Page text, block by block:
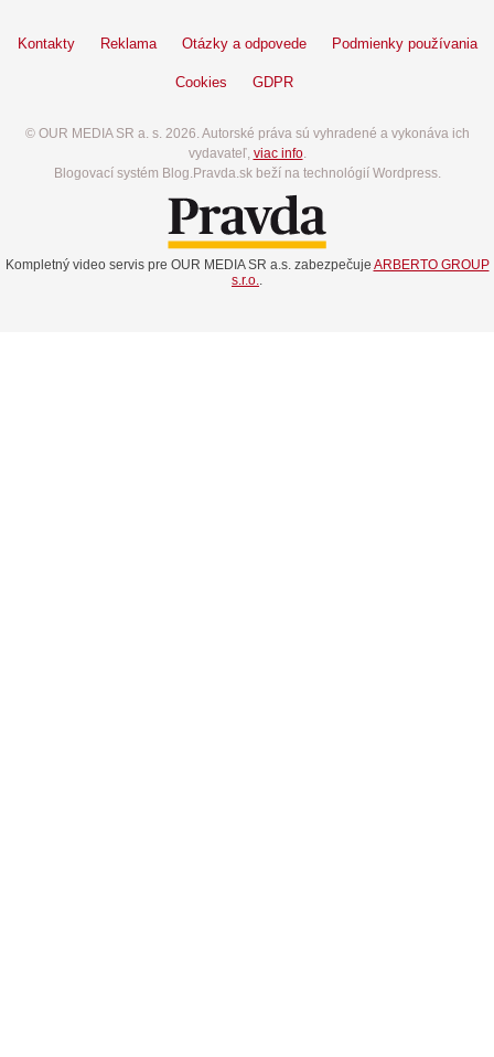
Kontakty Reklama Otázky a odpovede Podmienky používania
Cookies GDPR
© OUR MEDIA SR a. s. 2026. Autorské práva sú vyhradené a vykonáva ich
vydavateľ, viac info.
Blogovací systém Blog.Pravda.sk beží na technológií Wordpress.
Kompletný video servis pre OUR MEDIA SR a.s. zabezpečuje ARBERTO GROUP
s.r.o.